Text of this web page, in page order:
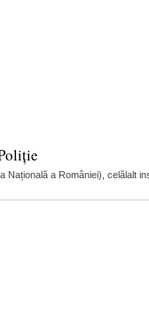
a României), celălalt